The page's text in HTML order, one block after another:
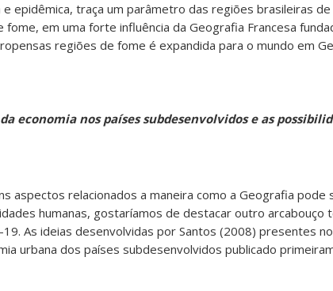
epidêmica, traça um parâmetro das regiões brasileiras
em uma forte influência da Geografia Francesa
regiões de fome é expandida para o mundo em
da economia nos países subdesenvolvidos e as
aspectos relacionados a maneira como a Geografia pode
humanas, gostaríamos de destacar outro arcabouço
As ideias desenvolvidas por Santos (2008) presentes
urbana dos países subdesenvolvidos publicado